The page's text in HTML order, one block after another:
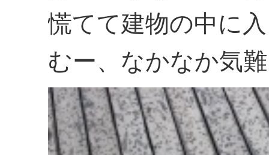
慌てて建物の中に
むー、なかなか気